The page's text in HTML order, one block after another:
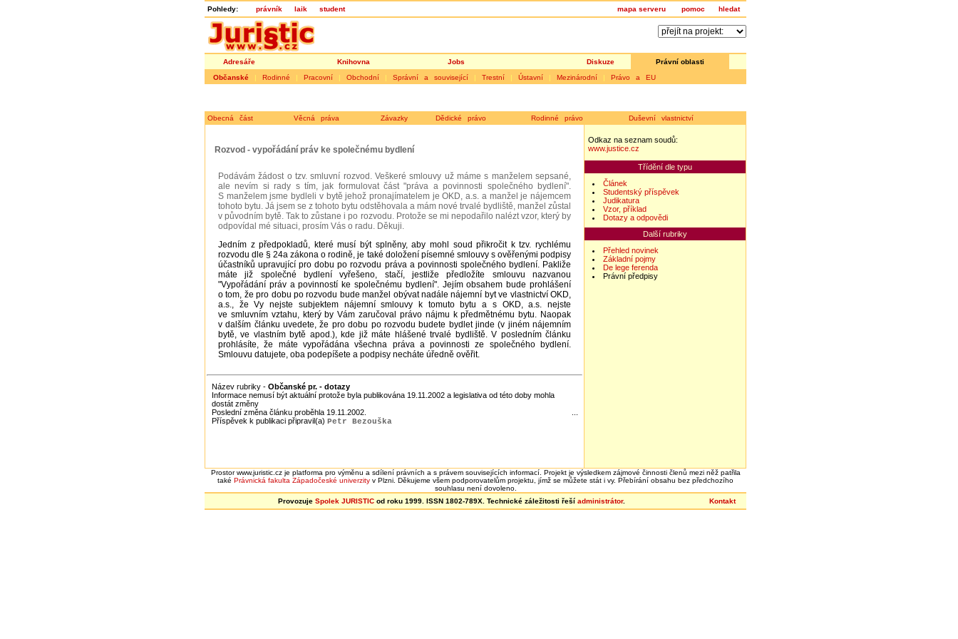
Pohledy: právník laik student mapa serveru pomoc hledat
Adresáře Knihovna Jobs Diskuze
Právní oblasti
Občanské | Rodinné | Pracovní | Obchodní | Správní a související | Trestní | Ústavní | Mezinárodní | Právo a EU
Obecná část Věcná práva Závazky Dědické právo Rodinné právo Duševní vlastnictví
Rozvod - vypořádání práv ke společnému bydlení
Podávám žádost o tzv. smluvní rozvod. Veškeré smlouvy už máme s manželem sepsané,
ale nevím si rady s tím, jak formulovat část "práva a povinnosti společného bydlení".
S manželem jsme bydleli v bytě jehož pronajímatelem je OKD, a.s. a manžel je nájemcem
tohoto bytu. Já jsem se z tohoto bytu odstěhovala a mám nové trvalé bydliště, manžel zůstal
v původním bytě. Tak to zůstane i po rozvodu. Protože se mi nepodařilo nalézt vzor, který by
odpovídal mé situaci, prosím Vás o radu. Děkuji.
Jedním z předpokladů, které musí být splněny, aby mohl soud přikročit k tzv. rychlému
rozvodu dle § 24a zákona o rodině, je také doložení písemné smlouvy s ověřenými podpisy
účastníků upravující pro dobu po rozvodu práva a povinnosti společného bydlení. Pakliže
máte již společné bydlení vyřešeno, stačí, jestliže předložíte smlouvu nazvanou
"Vypořádání práv a povinností ke společnému bydlení". Jejím obsahem bude prohlášení
o tom, že pro dobu po rozvodu bude manžel obývat nadále nájemní byt ve vlastnictví OKD,
a.s., že Vy nejste subjektem nájemní smlouvy k tomuto bytu a s OKD, a.s. nejste
ve smluvním vztahu, který by Vám zaručoval právo nájmu k předmětnému bytu. Naopak
v dalším článku uvedete, že pro dobu po rozvodu budete bydlet jinde (v jiném nájemním
bytě, ve vlastním bytě apod.), kde již máte hlášené trvalé bydliště. V posledním článku
prohlásíte, že máte vypořádána všechna práva a povinnosti ze společného bydlení.
Smlouvu datujete, oba podepíšete a podpisy necháte úředně ověřit.
Název rubriky - Občanské pr. - dotazy
Informace nemusí být aktuální protože byla publikována 19.11.2002 a legislativa od této doby mohla
dostát změny
Poslední změna článku proběhla 19.11.2002.
Příspěvek k publikaci připravil(a) Petr Bezouška
Odkaz na seznam soudů:
www.justice.cz
Třídění dle typu
Článek
Studentský příspěvek
Judikatura
Vzor, příklad
Dotazy a odpovědi
Další rubriky
Přehled novinek
Základní pojmy
De lege ferenda
Právní předpisy
Prostor www.juristic.cz je platforma pro výměnu a sdílení právních a s právem souvisejících informací. Projekt je výsledkem zájmové činnosti členů mezi něž patřila
také Právnická fakulta Západočeské univerzity v Plzni. Děkujeme všem podporovatelům projektu, jímž se můžete stát i vy. Přebírání obsahu bez předchozího
souhlasu není dovoleno.
Provozuje Spolek JURISTIC od roku 1999. ISSN 1802-789X. Technické záležitosti řeší administrátor. Kontakt